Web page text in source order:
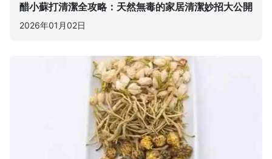
醋小蘇打清潔全攻略：天然無毒的家居清潔妙招大公開
2026年01月02日